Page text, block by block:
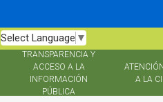
Select Language ▼
TRANSPARENCIA Y
ACCESO A LA
INFORMACIÓN
PÚBLICA
A LA